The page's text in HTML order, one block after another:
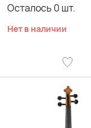
Осталось 0 шт.
Нет в наличии